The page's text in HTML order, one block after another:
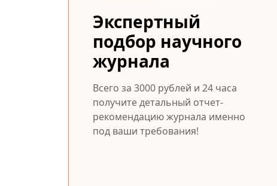
Экспертный
подбор научного
журнала
Всего за 3000 рублей и 24 часа
получите детальный отчет-
рекомендацию журнала именно
под ваши требования!